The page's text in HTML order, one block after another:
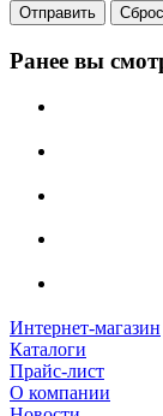
Ранее вы
Интернет-магазин
Каталоги
Прайс-лист
О компании